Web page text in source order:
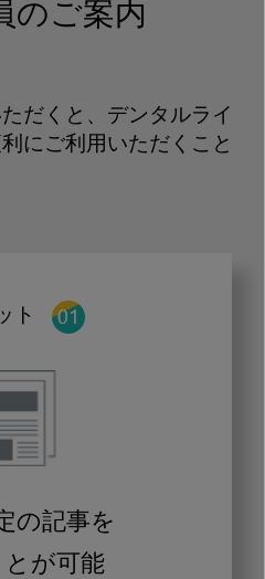
のご案内
だくと、デンタルライ
にご利用いただくこと
ト
の記事を
が可能